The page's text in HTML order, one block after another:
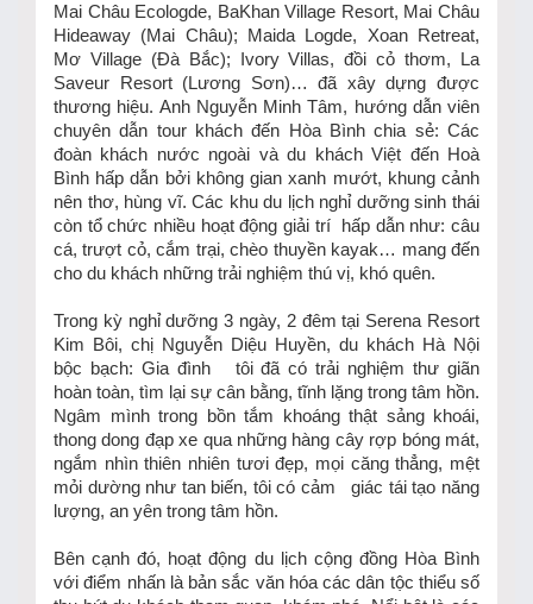
Mai Châu Ecologde, BaKhan Village Resort, Mai Châu
Hideaway (Mai Châu); Maida Logde, Xoan Retreat,
Mơ Village (Đà Bắc); Ivory Villas, đồi cỏ thơm, La
Saveur Resort (Lương Sơn)… đã xây dựng được
thương hiệu. Anh Nguyễn Minh Tâm, hướng dẫn viên
chuyên dẫn tour khách đến Hòa Bình chia sẻ: Các
đoàn khách nước ngoài và du khách Việt đến Hoà
Bình hấp dẫn bởi không gian xanh mướt, khung cảnh
nên thơ, hùng vĩ. Các khu du lịch nghỉ dưỡng sinh thái
còn tổ chức nhiều hoạt động giải trí hấp dẫn như: câu
cá, trượt cỏ, cắm trại, chèo thuyền kayak… mang đến
cho du khách những trải nghiệm thú vị, khó quên.
Trong kỳ nghỉ dưỡng 3 ngày, 2 đêm tại Serena Resort
Kim Bôi, chị Nguyễn Diệu Huyền, du khách Hà Nội
bộc bạch: Gia đình tôi đã có trải nghiệm thư giãn
hoàn toàn, tìm lại sự cân bằng, tĩnh lặng trong tâm hồn.
Ngâm mình trong bồn tắm khoáng thật sảng khoái,
thong dong đạp xe qua những hàng cây rợp bóng mát,
ngắm nhìn thiên nhiên tươi đẹp, mọi căng thẳng, mệt
mỏi dường như tan biến, tôi có cảm giác tái tạo năng
lượng, an yên trong tâm hồn.
Bên cạnh đó, hoạt động du lịch cộng đồng Hòa Bình
với điểm nhấn là bản sắc văn hóa các dân tộc thiểu số